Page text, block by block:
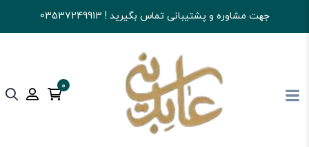
جهت مشاوره و پشتیبانی تماس بگیرید ! 03537249913
0
آجیل و خشکبار عابدینی شکلات سایر شکلات ها